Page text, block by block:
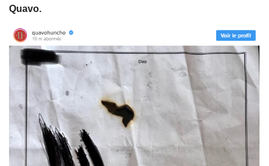
Quavo.